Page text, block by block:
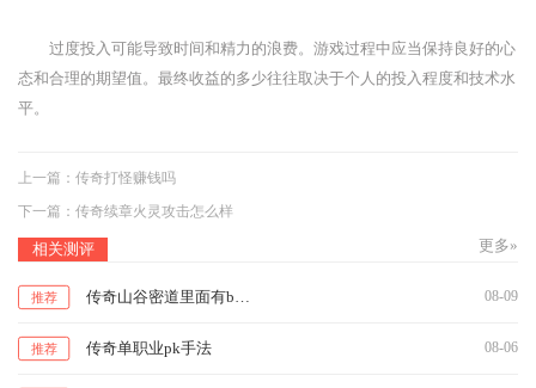
过度投入可能导致时间和精力的浪费。游戏过程中应当保持良好的心
态和合理的期望值。最终收益的多少往往取决于个人的投入程度和技术水
平。
上一篇： 传奇打怪赚钱吗
下一篇： 传奇续章火灵攻击怎么样
相关测评 更多»
推荐 08-09
推荐 传奇单职业pk手法 08-06